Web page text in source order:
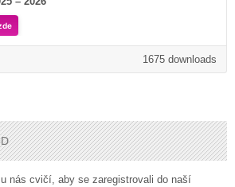
1675 downloads
nás cvičí, aby se zaregistrovali do naší